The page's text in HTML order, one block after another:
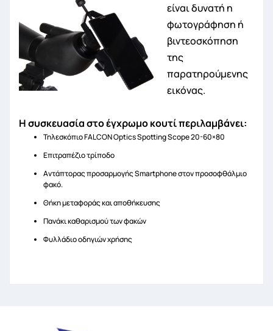
είναι δυνατή η
φωτογράφηση ή
βιντεοσκόπηση
της
παρατηρούμενης
εικόνας.
Η συσκευασία στο έγχρωμο κουτί περιλαμβάνει:
Τηλεσκόπιο FALCON Optics Spotting Scope 20-60×80
Επιτραπέζιο τρίποδο
Αντάπτορας προσαρμογής Smartphone στον προσοφθάλμιο
φακό.
Θήκη μεταφοράς και αποθήκευσης
Πανάκι καθαρισμού των φακών
Φυλλάδιο οδηγιών χρήσης